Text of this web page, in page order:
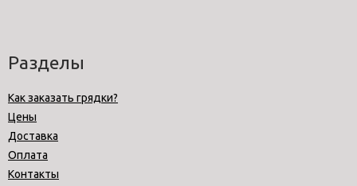
Разделы
Как заказать грядки?
Цены
Доставка
Оплата
Контакты